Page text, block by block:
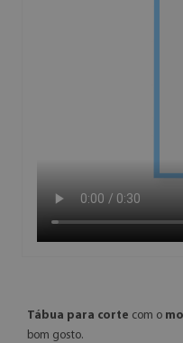
Tábua para corte com o
bom gosto.